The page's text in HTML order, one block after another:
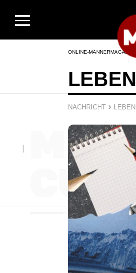
ONLINE-MÄNNERMAGAZIN
LEBEN
NACHRICHT › LEBEN